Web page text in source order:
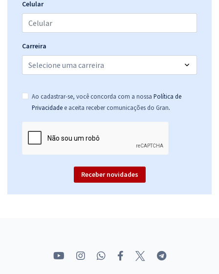
CNJ - Conselho Nacional de Justiça - Cargo 6: Analista Judiciário -
Área: Judiciária
ou 12x de
R$
Economize R$ 158,16 (-20%)
Comprar
Celular
Carreira
Ao cadastrar-se, você concorda com a nossa Política de
Privacidade e aceita receber comunicações do Gran.
Receber novidades